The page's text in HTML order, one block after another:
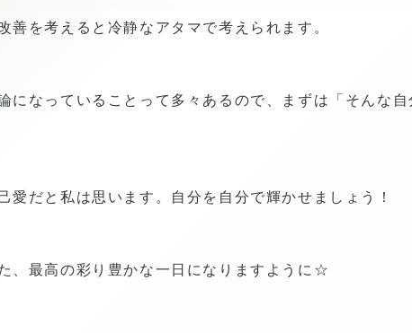
善を考えると冷静なアタマで考えられます。
になっていることって多々あるので、まずは「そんな
愛だと私は思います。自分を自分で輝かせましょう！
、最高の彩り豊かな一日になりますように☆